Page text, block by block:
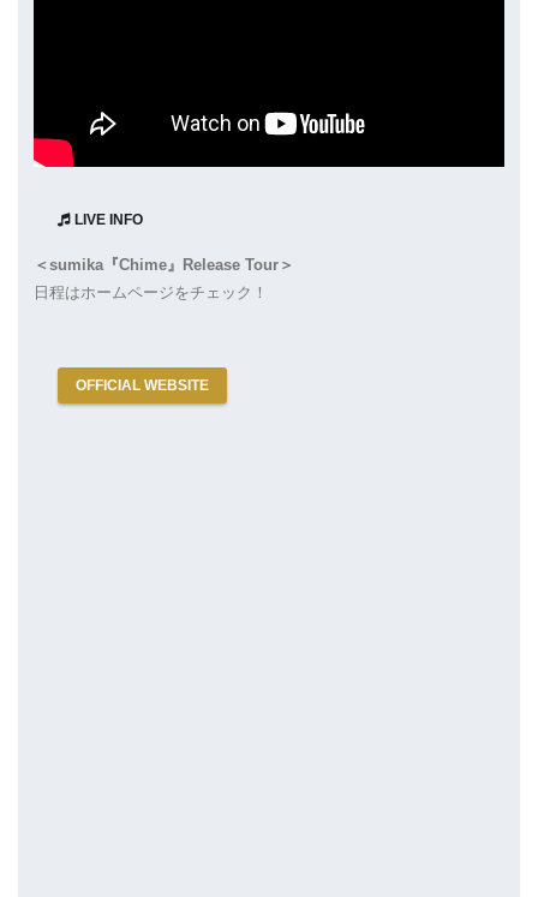
[youtube]
LIVE INFO
＜sumika『Chime』Release Tour＞
日程はホームページをチェック！
OFFICIAL WEBSITE